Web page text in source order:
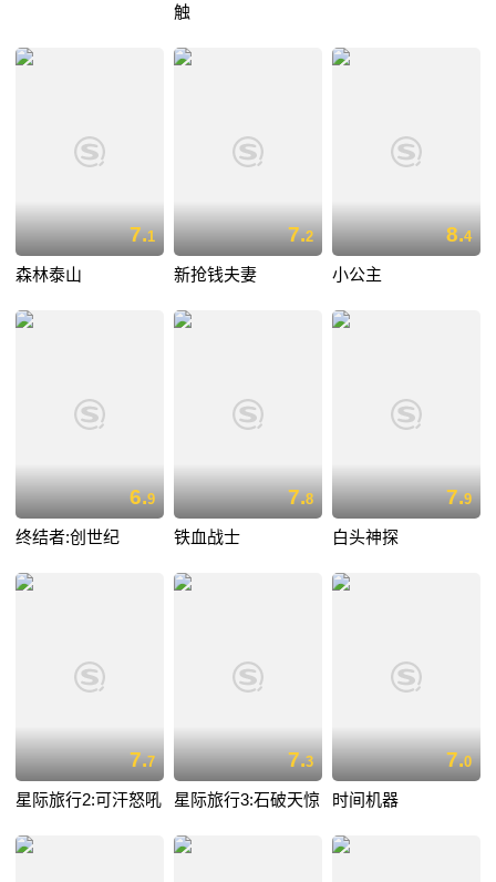
触
7.1
森林泰山
7.2
新抢钱夫妻
8.4
小公主
6.9
终结者:创世纪
7.8
铁血战士
7.9
白头神探
7.7
星际旅行2:可汗怒吼
7.3
星际旅行3:石破天惊
7.0
时间机器